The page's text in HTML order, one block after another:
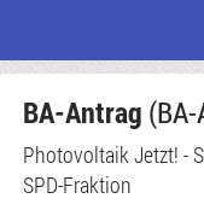
Seiteninhalt
BA-Antrag
Photovoltaik Jetzt! -
SPD-Fraktion